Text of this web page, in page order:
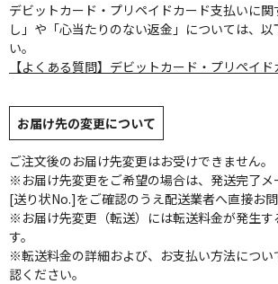
デビットカード・プリペイドカード支払いに
し」や「心当たりのない返金」については、
い。
【よくある質問】デビットカード・プリペイ
お届け先の変更について
ご注文後のお届け先変更はお受けできません。
※お届け先変更をご希望の場合は、発送完了メ
[送り状No.]をご確認のうえ配送業者へ直接お問
※お届け先変更（転送）には転送料金が発生す
す。
※転送料金の詳細および、お支払い方法につい
認ください。